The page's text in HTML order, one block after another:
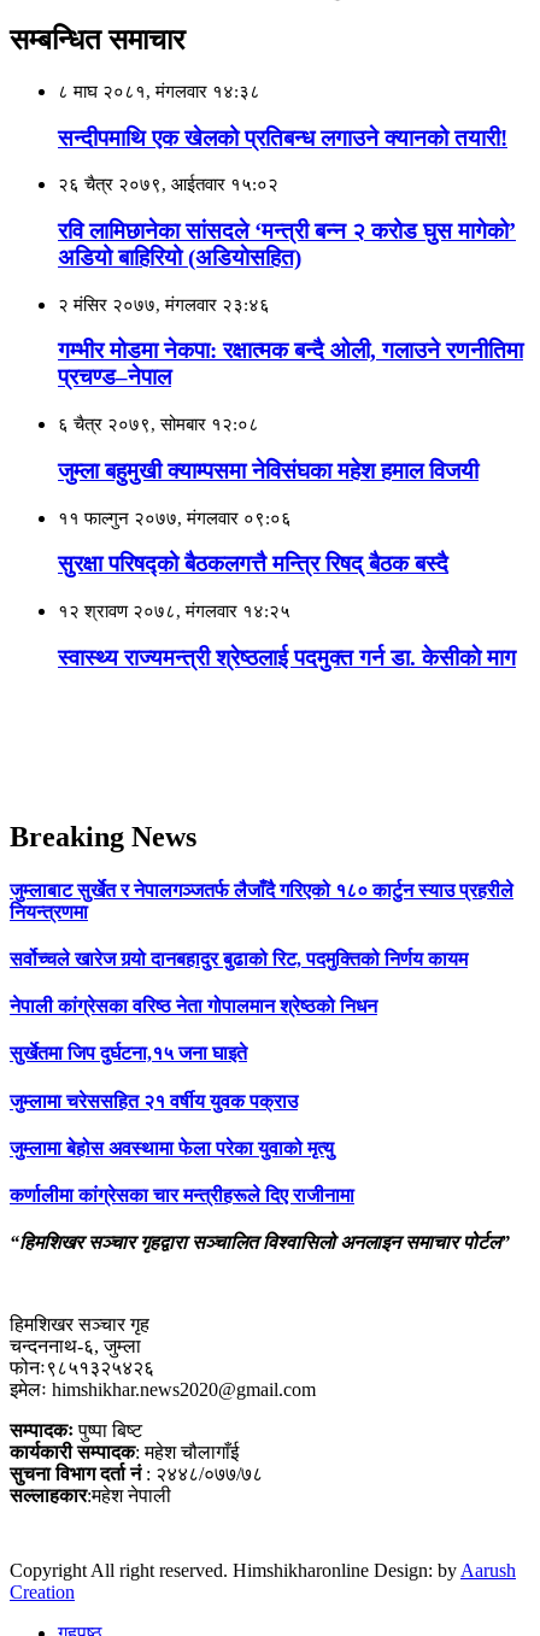
सम्बन्धित समाचार
८ माघ २०८१, मंगलवार १४:३८
सन्दीपमाथि एक खेलको प्रतिबन्ध लगाउने क्यानको तयारी!
२६ चैत्र २०७९, आईतवार १५:०२
रवि लामिछानेका सांसदले ‘मन्त्री बन्न २ करोड घुस मागेको’
अडियो बाहिरियो (अडियाेसहित)
२ मंसिर २०७७, मंगलवार २३:४६
गम्भीर मोडमा नेकपा: रक्षात्मक बन्दै ओली, गलाउने रणनीतिमा
प्रचण्ड–नेपाल
६ चैत्र २०७९, सोमबार १२:०८
जुम्ला बहुमुखी क्याम्पसमा नेविसंघका महेश हमाल विजयी
११ फाल्गुन २०७७, मंगलवार ०९:०६
सुरक्षा परिषद्को बैठकलगत्तै मन्त्रि रिषद्‌ बैठक बस्‍दै
१२ श्रावण २०७८, मंगलवार १४:२५
स्वास्थ्य राज्यमन्त्री श्रेष्ठलाई पदमुक्त गर्न डा. केसीकाे माग
Breaking News
जुम्लाबाट सुर्खेत र नेपालगञ्जतर्फ लैजाँदै गरिएको १८० कार्टुन स्याउ प्रहरीले
नियन्त्रणमा
सर्वोच्चले खारेज गर्‍यो दानबहादुर बुढाको रिट, पदमुक्तिको निर्णय कायम
नेपाली कांग्रेसका वरिष्ठ नेता गोपालमान श्रेष्ठको निधन
सुर्खेतमा जिप दुर्घटना,१५ जना घाइते
जुम्लामा चरेससहित २१ वर्षीय युवक पक्राउ
जुम्लामा बेहोस अवस्थामा फेला परेका युवाको मृत्यु
कर्णालीमा कांग्रेसका चार मन्त्रीहरूले दिए राजीनामा
“हिमशिखर सञ्चार गृहद्वारा सञ्चालित विश्वासिलो अनलाइन समाचार पोर्टल”
हिमशिखर सञ्चार गृह
चन्दननाथ-६, जुम्ला
फोनः९८५१३२५४२६
इमेलः himshikhar.news2020@gmail.com
सम्पादकःपुष्पा बिष्ट
कार्यकारी सम्पादक: महेश चौलागाँई
सुचना विभाग दर्ता नं: २४४८/०७७/७८
सल्लाहकार:महेश नेपाली
Copyright All right reserved. Himshikharonline Design: byAarush
Creation